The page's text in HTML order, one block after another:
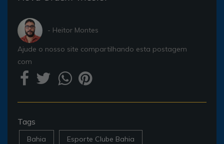
- Heitor Montes
Ajude o nosso site compartilhando esta postagem
com
Tags
Bahia Esporte Clube Bahia